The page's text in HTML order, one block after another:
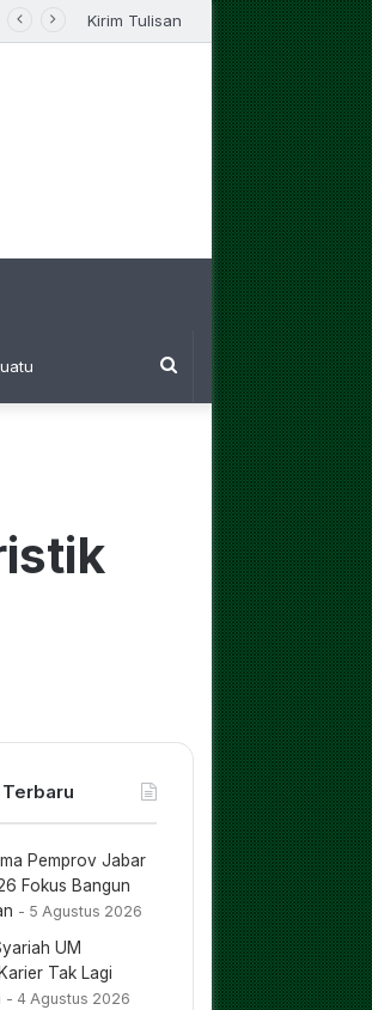
Kirim Tulisan
Cari
sesuatu
Pemprov Jabar
Fokus Bangun
5 Agustus 2026
UM
Tak Lagi
4 Agustus 2026